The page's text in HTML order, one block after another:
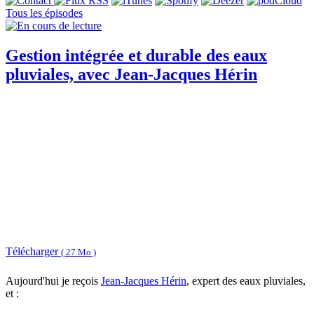
Tous les épisodes
Gestion intégrée et durable des eaux
pluviales, avec Jean-Jacques Hérin
Télécharger ( 27 Mo )
Aujourd'hui je reçois Jean-Jacques Hérin, expert des eaux pluviales,
et :